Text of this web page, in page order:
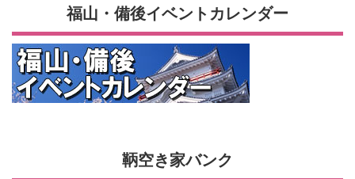
福山・備後イベントカレンダー
鞆空き家バンク